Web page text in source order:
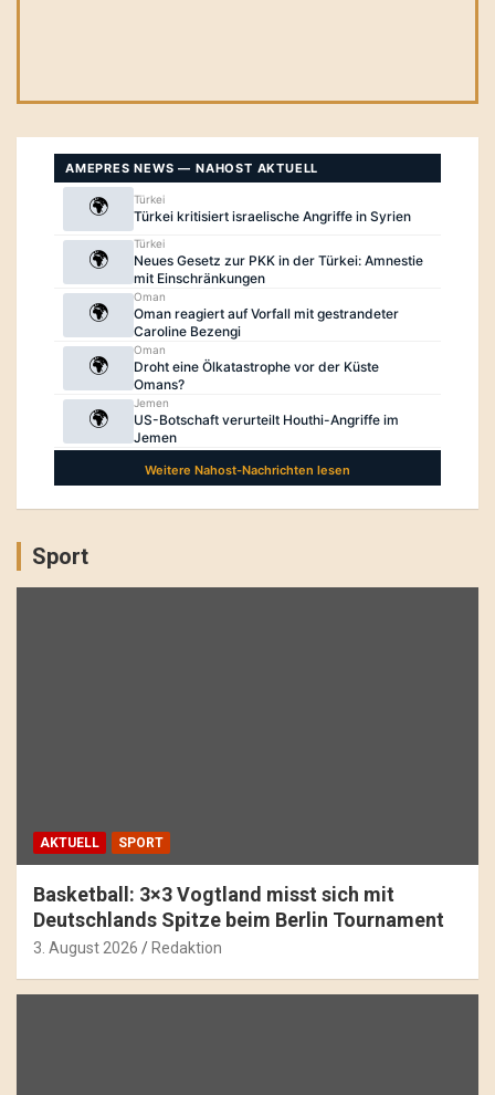
Sport
AKTUELL SPORT
Basketball: 3×3 Vogtland misst sich mit
Deutschlands Spitze beim Berlin Tournament
3. August 2026 Redaktion